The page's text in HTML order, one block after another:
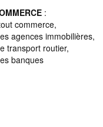
:
commerce,
agences immobilières,
transport routier,
banques